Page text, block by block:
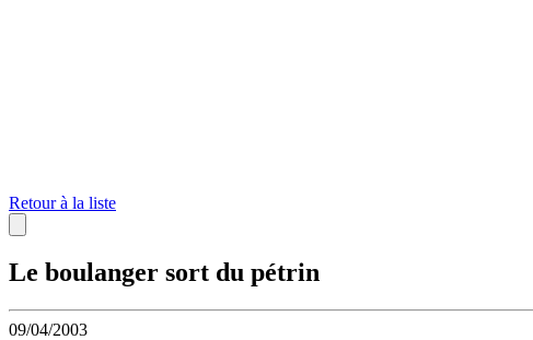
Retour à la liste
Le boulanger sort du pétrin
09/04/2003